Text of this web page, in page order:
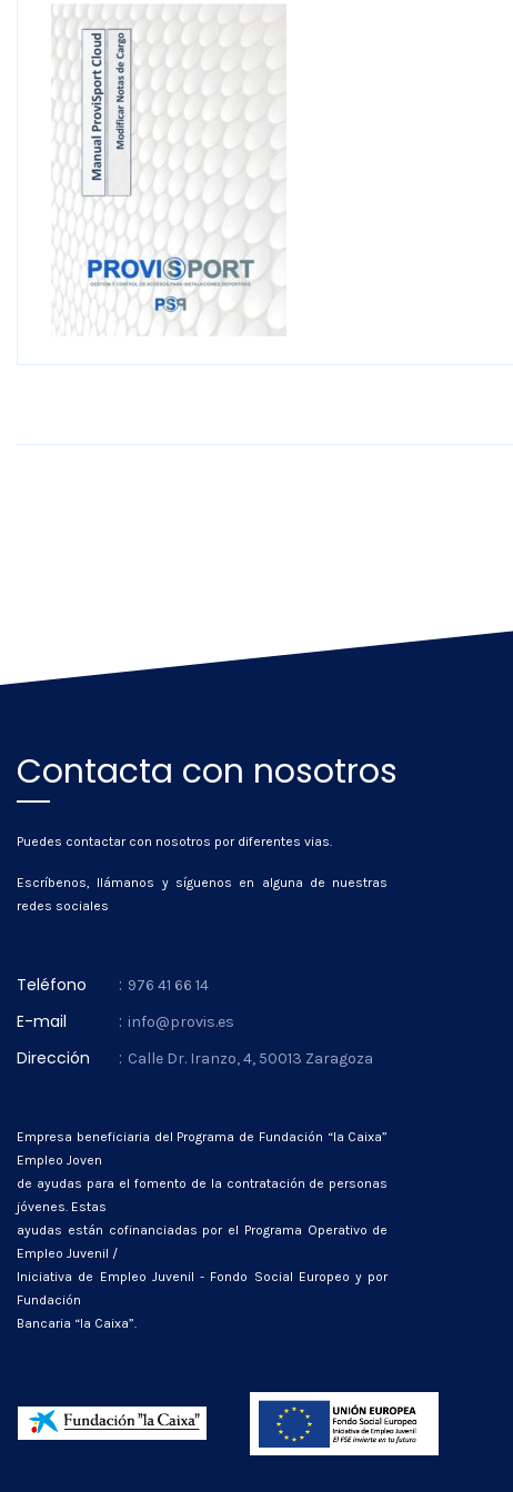
Contacta con nosotros
Puedes contactar con nosotros por diferentes vias.
Escríbenos, llámanos y síguenos en alguna de nuestras
redes sociales
Teléfono : 976 41 66 14
E-mail : info@provis.es
Dirección : Calle Dr. Iranzo, 4, 50013 Zaragoza
Empresa beneficiaria del Programa de Fundación “la Caixa”
Empleo Joven
de ayudas para el fomento de la contratación de personas
jóvenes. Estas
ayudas están cofinanciadas por el Programa Operativo de
Empleo Juvenil /
Iniciativa de Empleo Juvenil - Fondo Social Europeo y por
Fundación
Bancaria “la Caixa”.